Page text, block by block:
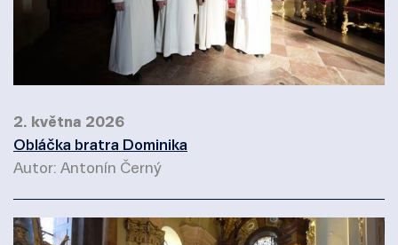
2. května 2026
Obláčka bratra Dominika
Autor: Antonín Černý